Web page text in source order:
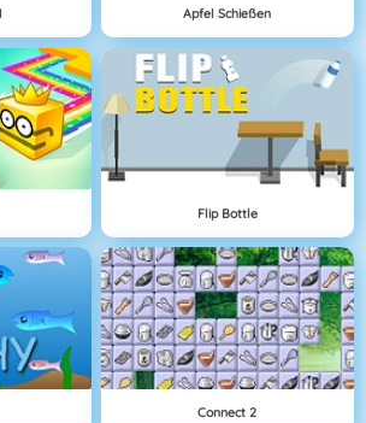
Apfel Schießen
Flip Bottle
Connect 2